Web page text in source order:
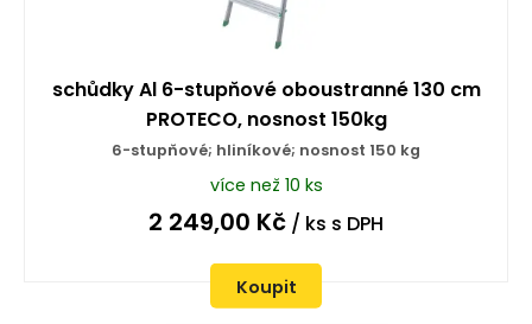
schůdky Al 6-stupňové oboustranné 130 cm
PROTECO, nosnost 150kg
6-stupňové; hliníkové; nosnost 150 kg
více než 10 ks
2 249,00 Kč / ks s DPH
Koupit